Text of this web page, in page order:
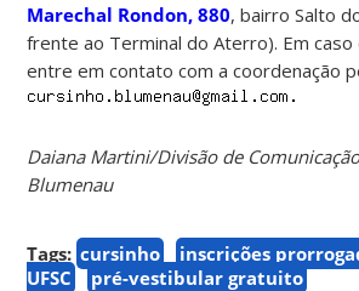
Marechal Rondon, 880, bairro Salto
frente ao Terminal do Aterro). Em caso
entre em contato com a coordenação
Daiana Martini/Divisão de
Blumenau
Tags: cursinho inscrições
UFSC
pré-vestibular gratuito